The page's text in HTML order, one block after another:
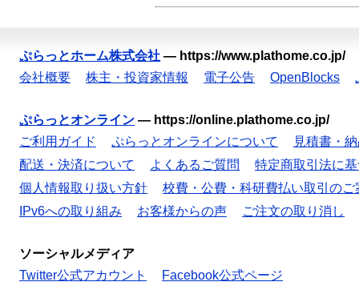
ぷらっとホーム株式会社 — https://www.plathome.co.jp/
会社概要
株主・投資家情報 電子公告 OpenBlocks
ぷらっとオンライン — https://online.plathome.co.jp/
ご利用ガイド
ぷらっとオンラインについて
見積書・
配送・決済について
よくあるご質問
特定商取引法に
個人情報取り扱い方針
校費・公費・科研費払い取引のご
IPv6への取り組み
お客様からの声 ご注文の取り消し
ソーシャルメディア
Twitter公式アカウント
Facebook公式ページ